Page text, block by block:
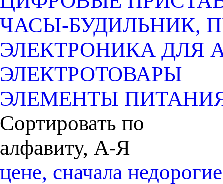
ЧАСЫ-БУДИЛЬНИК,
ЭЛЕКТРОНИКА ДЛЯ
ЭЛЕКТРОТОВАРЫ
ЭЛЕМЕНТЫ
Сортировать по
алфавиту, А-Я
цене, сначала недорогие